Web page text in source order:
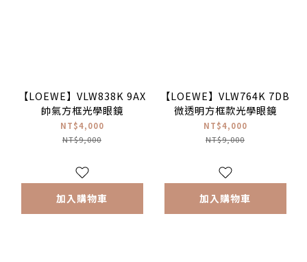
【LOEWE】VLW838K 9AX
帥氣方框光學眼鏡
NT$4,000
NT$9,000
加入購物車
【LOEWE】VLW764K 7DB
微透明方框款光學眼鏡
NT$4,000
NT$9,000
加入購物車